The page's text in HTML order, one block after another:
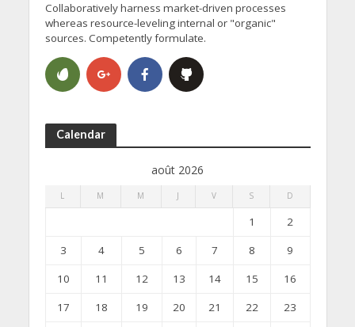
Collaboratively harness market-driven processes
whereas resource-leveling internal or "organic"
sources. Competently formulate.
Calendar
août 2026
L M M J V S D
1
2
3
4 5 6 7 8
9
10
11 12 13 14 15
16
17
18 19 20 21 22
23